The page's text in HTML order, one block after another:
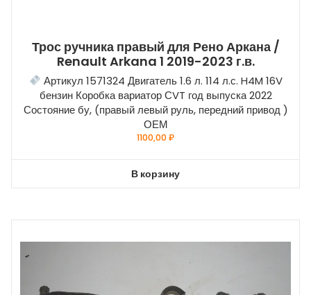
Трос ручника правый для Рено Аркана /
Renault Arkana 1 2019-2023 г.в.
Артикул 1571324 Двигатель 1.6 л. 114 л.с. H4M 16V
бензин Коробка вариатор СVT год выпуска 2022
Состояние бу, (правый левый руль, передний привод )
ОЕМ
1100,00₽
В корзину